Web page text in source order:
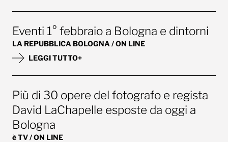
Eventi 1° febbraio a Bologna e dintorni
LA REPUBBLICA BOLOGNA / ON LINE
LEGGI TUTTO+
Più di 30 opere del fotografo e regista
David LaChapelle esposte da oggi a
Bologna
è TV / ON LINE